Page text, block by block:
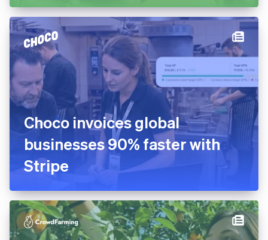
Choco invoices global
businesses 90% faster with
Stripe